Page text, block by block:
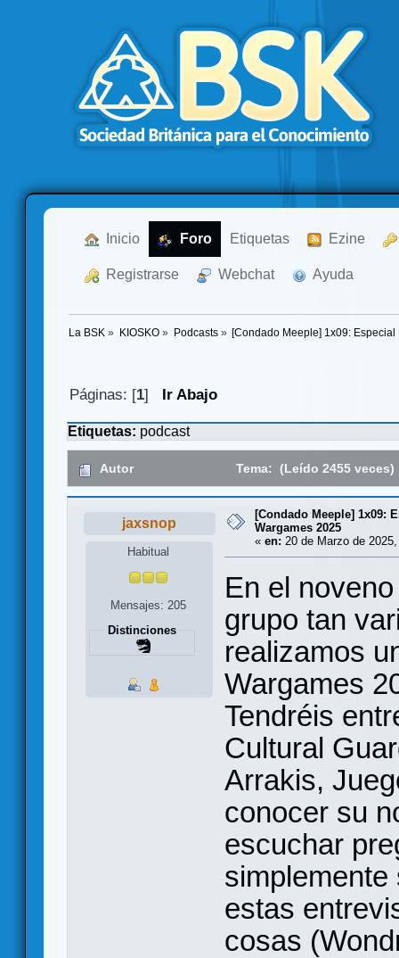
Inicio Foro Etiquetas Ezine
Registrarse Webchat Ayuda
La BSK » KIOSKO» Podcasts» [Condado Meeple] 1x09:
Páginas: [1] Ir Abajo
Etiquetas: podcast
Autor Tema: (Leído 2455 veces)
jaxsnop
Habitual
Mensajes: 205
Distinciones
[Condado Meeple] 1x09:
Wargames 2025
« en: 20 de Marzo de
En el
grupo tan
realizamos
Wargames
Tendréis
Cultural
Arrakis,
conocer su
escuchar
estas
cosas